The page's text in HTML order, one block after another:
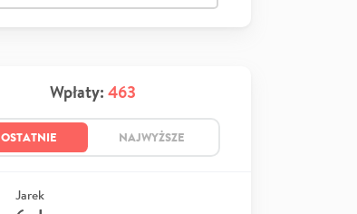
Wpłaty: 463
OSTATNIE NAJWYŻSZE
Jarek